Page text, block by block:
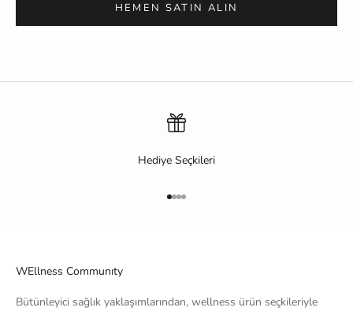
HEMEN SATIN ALIN
Hediye Seçkileri
1 ögesine git
2 ögesine git
3 ögesine git
4 ögesine git
WEllness Communıty
Bütünleyici sağlık yaklaşımlarından, wellness ürün seçkileriyle